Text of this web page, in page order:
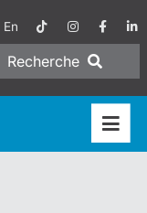
En
Recherche